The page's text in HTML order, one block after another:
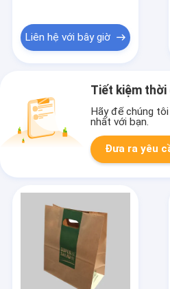
Liên hệ với bây giờ
Tiết kiệm thời
Hãy để chúng
nhất với bạn.
Đưa ra yêu